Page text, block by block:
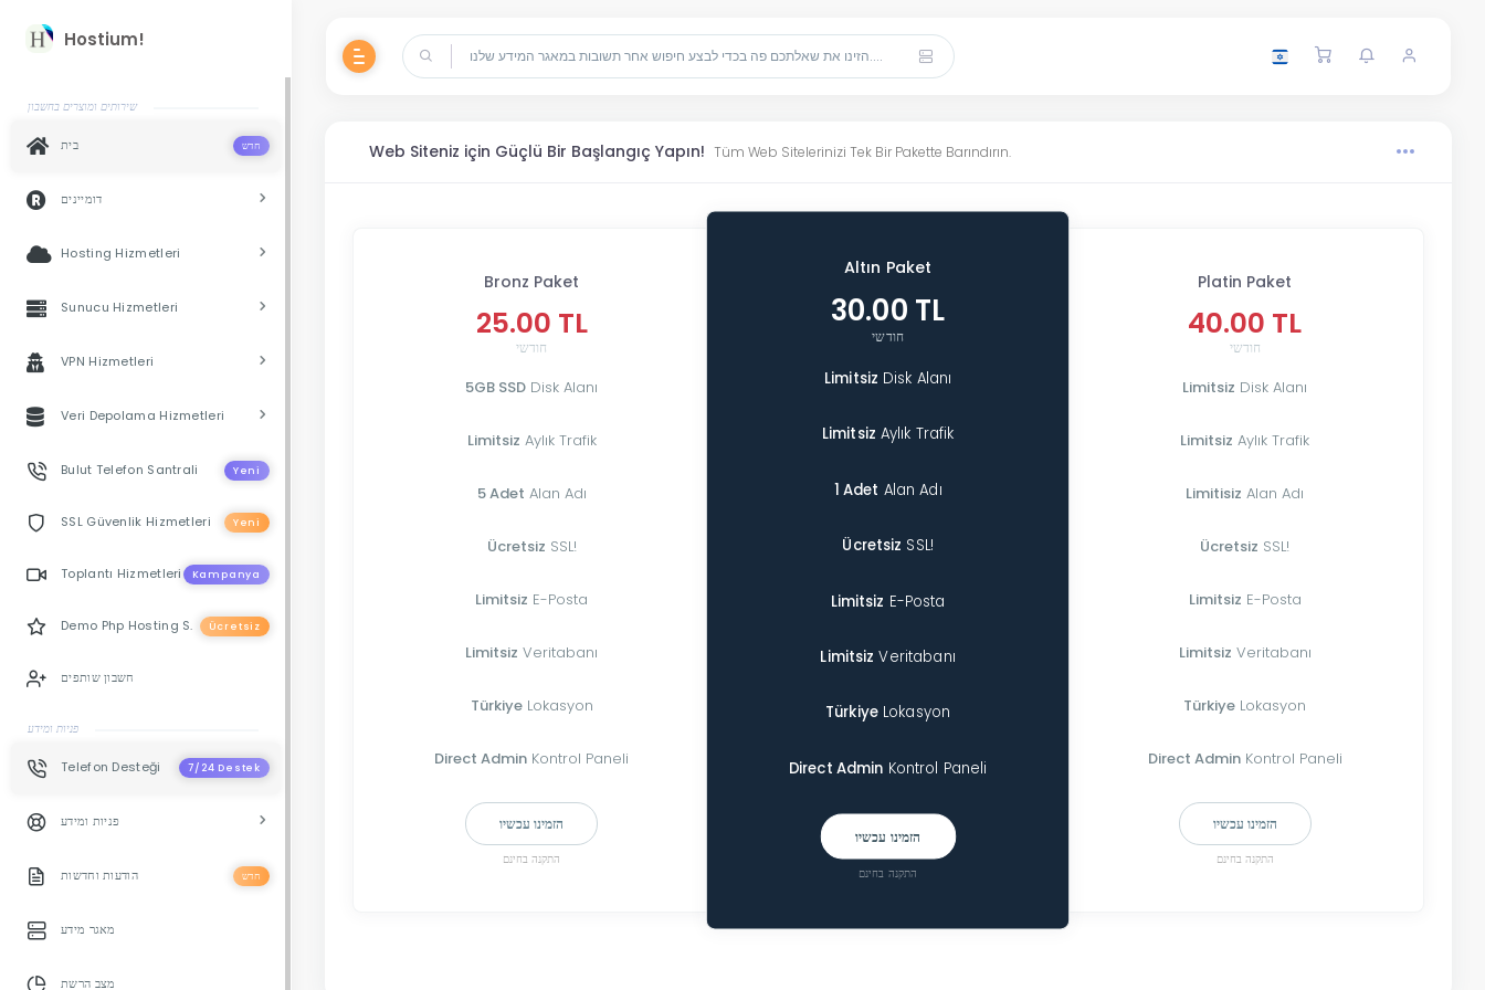
Hostium!
שירותים ומוצרים בחשבון
בית חדש
דומיינים
Hosting Hizmetleri
Sunucu Hizmetleri
VPN Hizmetleri
Veri Depolama Hizmetleri
Bulut Telefon Santrali Yeni
SSL Güvenlik Hizmetleri Yeni
Toplantı Hizmetleri Kampanya
Demo Php Hosting S. Ücretsiz
חשבון שותפים
פניות ומידע
Telefon Desteği 7/24 Destek
פניות ומידע
הודעות וחדשות חדש
מאגר מידע
מצב הרשת
Web Siteniz için Güçlü Bir Başlangıç Yapın! Tüm Web Sitelerinizi Tek Bir Pakette Barındırın.
Bronz Paket
25.00 TL
חודשי
5GB SSD Disk Alanı
Limitsiz Aylık Trafik
5 Adet Alan Adı
Ücretsiz SSL!
Limitsiz E-Posta
Limitsiz Veritabanı
TürkiyeLokasyon
Direct Admin Kontrol Paneli
הזמינו עכשיו
התקנה בחינם
Altın Paket
30.00 TL
חודשי
Limitsiz Disk Alanı
Limitsiz Aylık Trafik
1 Adet Alan Adı
Ücretsiz SSL!
Limitsiz E-Posta
Limitsiz Veritabanı
Türkiye Lokasyon
Direct Admin Kontrol Paneli
הזמינו עכשיו
התקנה בחינם
Platin Paket
40.00 TL
חודשי
Limitsiz Disk Alanı
Limitsiz Aylık Trafik
Limitisiz Alan Adı
Ücretsiz SSL!
Limitsiz E-Posta
Limitsiz Veritabanı
Türkiye Lokasyon
Direct AdminKontrol Paneli
הזמינו עכשיו
התקנה בחינם